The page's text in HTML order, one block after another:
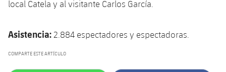
local Catela y al visitante Carlos García.
Asistencia: 2.884 espectadores y espectadoras.
COMPARTE ESTE ARTÍCULO